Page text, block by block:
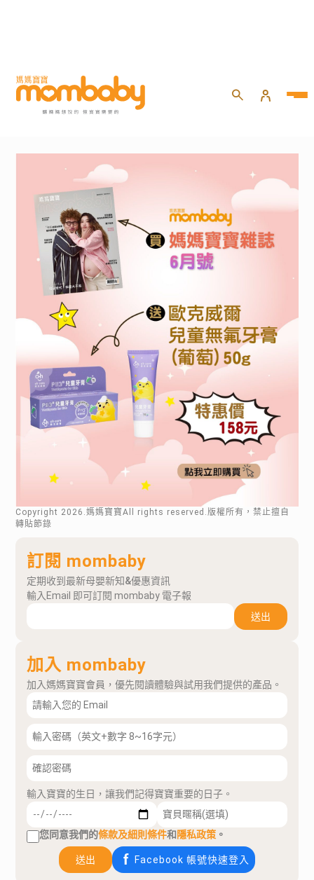
Copyright 2026 .媽媽寶寶All rights reserved.版權所有，禁止擅自
轉貼節錄
訂閱 mombaby
定期收到最新母嬰新知&優惠資訊
輸入Email 即可訂閱 mombaby 電子報
送出
加入 mombaby
加入媽媽寶寶會員，優先閱讀體驗與試用我們提供的產品。
輸入寶寶的生日，讓我們記得寶寶重要的日子。
您同意我們的條款及細則條件和隱私政策 。
送出 Facebook 帳號快速登入